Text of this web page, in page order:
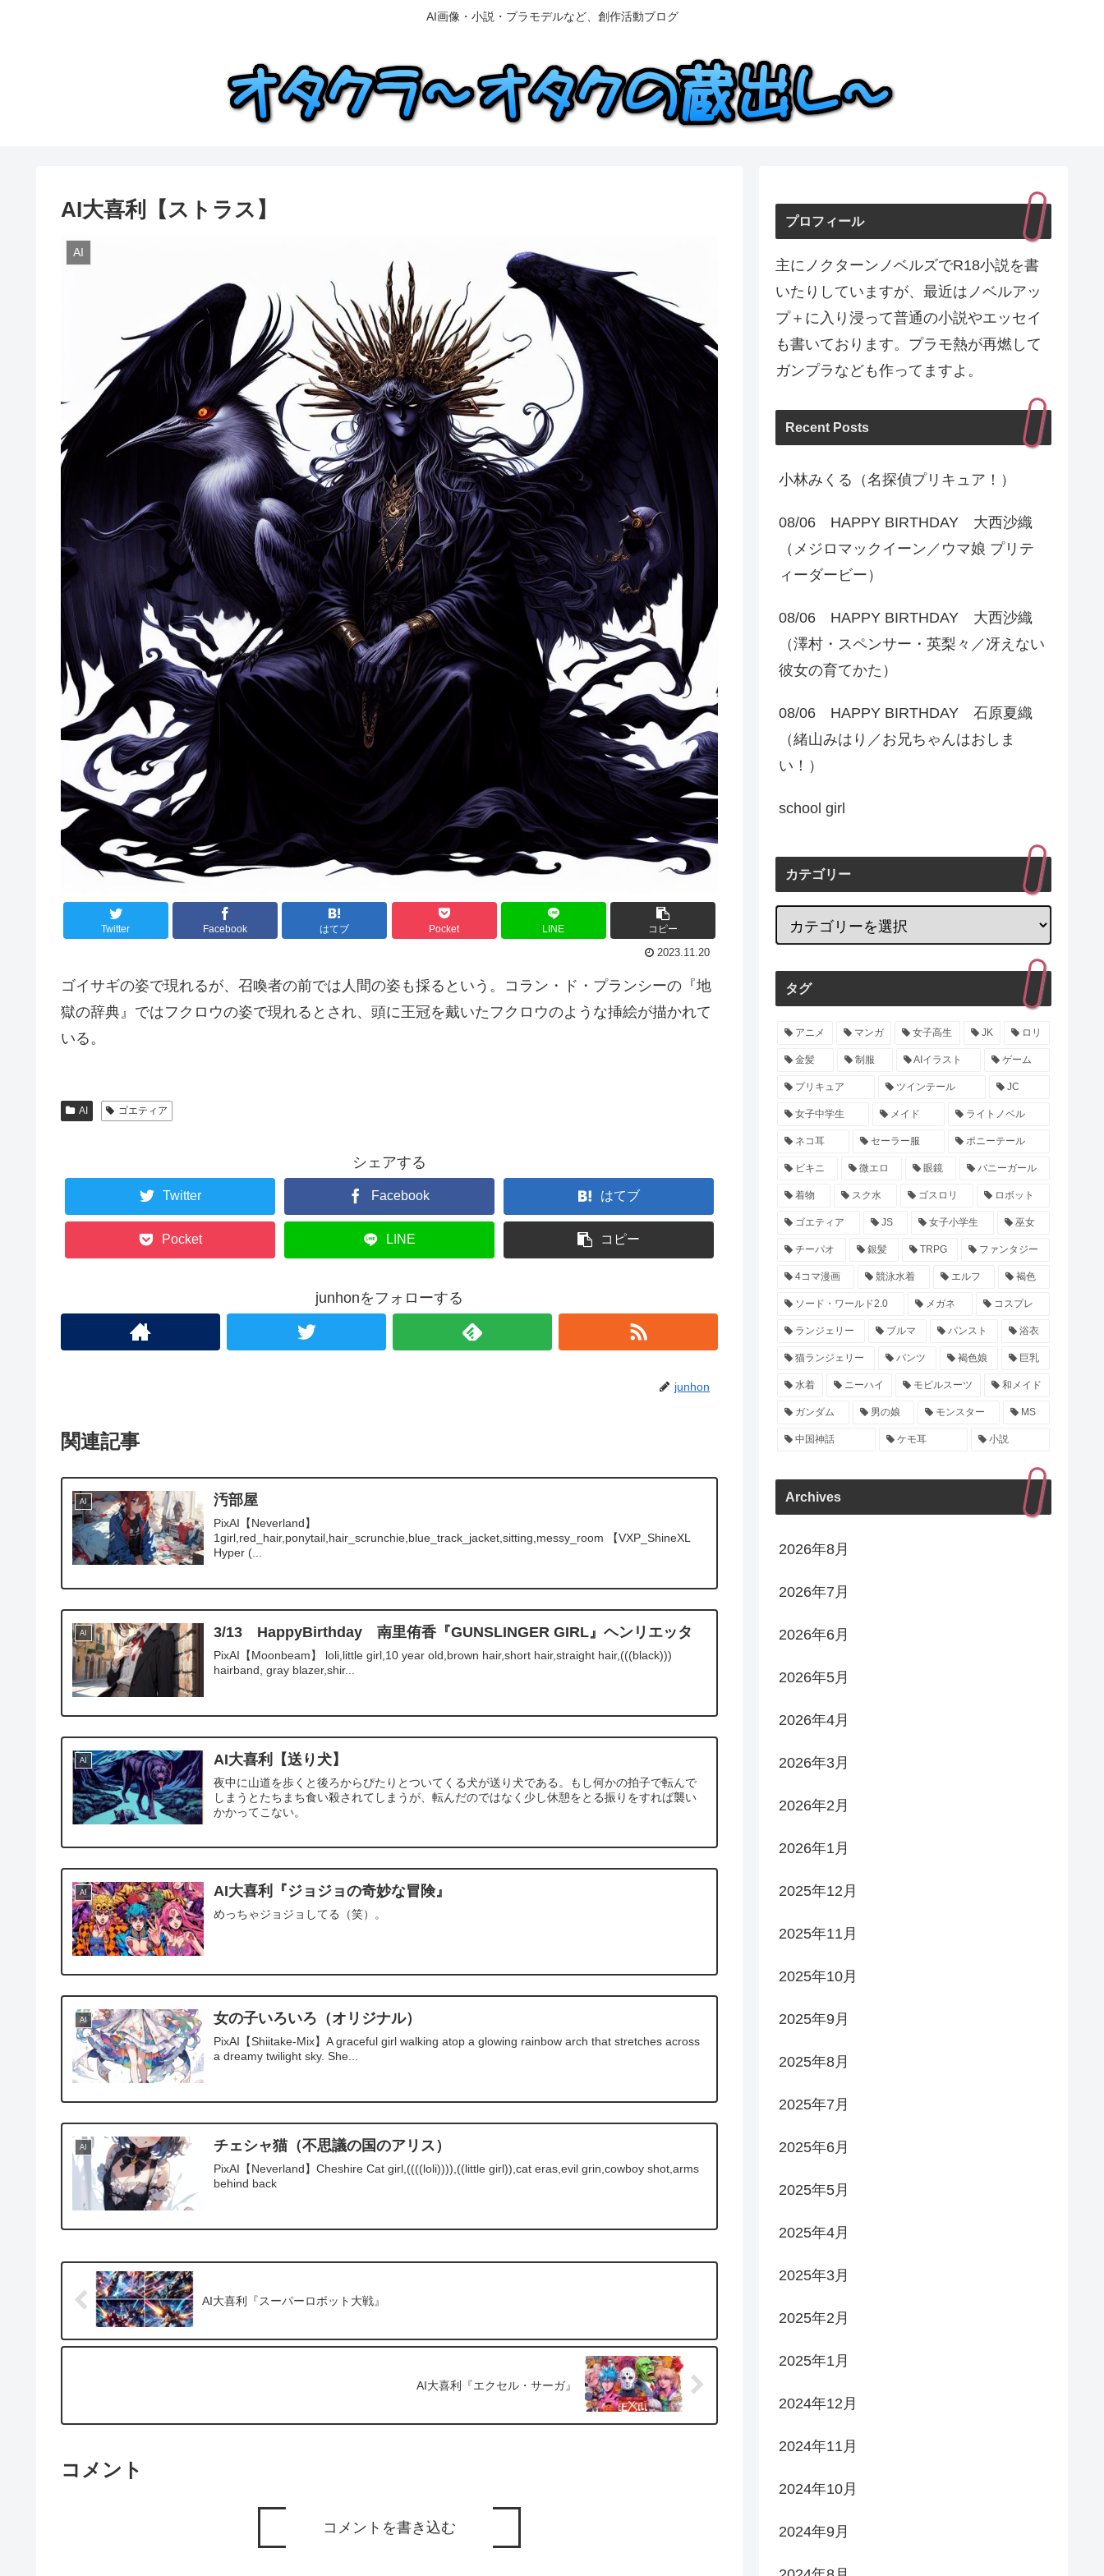
AI画像・小説・プラモデルなど、創作活動ブログ
AI大喜利【ストラス】
AI
Twitter Facebook はてブ Pocket LINE コピー
2023.11.20
ゴイサギの姿で現れるが、召喚者の前では人間の姿も採るという。コラン・ド・プランシーの『地
獄の辞典』ではフクロウの姿で現れるとされ、頭に王冠を戴いたフクロウのような挿絵が描かれて
いる。
AI ゴエティア
シェアする
Twitter Facebook はてブ
Pocket LINE コピー
junhonをフォローする
junhon
関連記事
AI 汚部屋
PixAI【Neverland】
1girl,red_hair,ponytail,hair_scrunchie,blue_track_jacket,sitting,messy_room 【VXP_ShineXL
Hyper (...
AI 3/13 HappyBirthday 南里侑香『GUNSLINGER GIRL』ヘンリエッタ
PixAI【Moonbeam】 loli,little girl,10 year old,brown hair,short hair,straight hair,(((black)))
hairband, gray blazer,shir...
AI AI大喜利【送り犬】
夜中に山道を歩くと後ろからぴたりとついてくる犬が送り犬である。もし何かの拍子で転んで
しまうとたちまち食い殺されてしまうが、転んだのではなく少し休憩をとる振りをすれば襲い
かかってこない。
AI AI大喜利『ジョジョの奇妙な冒険』
めっちゃジョジョしてる（笑）。
AI 女の子いろいろ（オリジナル）
PixAI【Shiitake-Mix】A graceful girl walking atop a glowing rainbow arch that stretches across
a dreamy twilight sky. She...
AI チェシャ猫（不思議の国のアリス）
PixAI【Neverland】Cheshire Cat girl,((((loli)))),((little girl)),cat eras,evil grin,cowboy shot,arms
behind back
AI大喜利『スーパーロボット大戦』
AI大喜利『エクセル・サーガ』
コメント
コメントを書き込む
プロフィール
主にノクターンノベルズでR18小説を書
いたりしていますが、最近はノベルアッ
プ＋に入り浸って普通の小説やエッセイ
も書いております。プラモ熱が再燃して
ガンプラなども作ってますよ。
Recent Posts
小林みくる（名探偵プリキュア！）
08/06 HAPPY BIRTHDAY 大西沙織
（メジロマックイーン／ウマ娘 プリテ
ィーダービー）
08/06 HAPPY BIRTHDAY 大西沙織
（澤村・スペンサー・英梨々／冴えない
彼女の育てかた）
08/06 HAPPY BIRTHDAY 石原夏織
（緒山みはり／お兄ちゃんはおしま
い！）
school girl
カテゴリー
タグ
アニメ マンガ 女子高生 JK ロリ
金髪 制服 AIイラスト ゲーム
プリキュア ツインテール JC
女子中学生 メイド ライトノベル
ネコ耳 セーラー服 ポニーテール
ビキニ 微エロ 眼鏡 バニーガール
着物 スク水 ゴスロリ ロボット
ゴエティア JS 女子小学生 巫女
チーパオ 銀髪 TRPG ファンタジー
4コマ漫画 競泳水着 エルフ 褐色
ソード・ワールド2.0 メガネ コスプレ
ランジェリー ブルマ パンスト 浴衣
猫ランジェリー パンツ 褐色娘 巨乳
水着 ニーハイ モビルスーツ 和メイド
ガンダム 男の娘 モンスター MS
中国神話 ケモ耳 小説
Archives
2026年8月
2026年7月
2026年6月
2026年5月
2026年4月
2026年3月
2026年2月
2026年1月
2025年12月
2025年11月
2025年10月
2025年9月
2025年8月
2025年7月
2025年6月
2025年5月
2025年4月
2025年3月
2025年2月
2025年1月
2024年12月
2024年11月
2024年10月
2024年9月